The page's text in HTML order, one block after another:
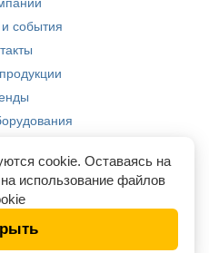
события
cookie. Оставаясь на
использование файлов